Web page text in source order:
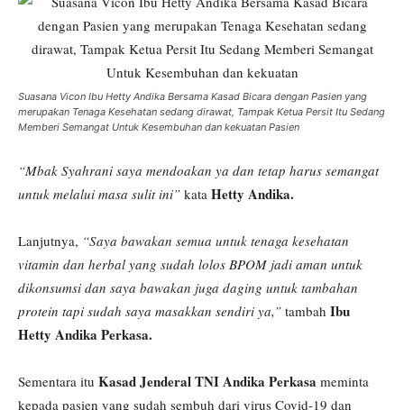
Suasana Vicon Ibu Hetty Andika Bersama Kasad Bicara dengan Pasien yang
merupakan Tenaga Kesehatan sedang dirawat, Tampak Ketua Persit Itu Sedang
Memberi Semangat Untuk Kesembuhan dan kekuatan Pasien
“Mbak Syahrani saya mendoakan ya dan tetap harus semangat
untuk melalui masa sulit ini” kata Hetty Andika.
Lanjutnya, “Saya bawakan semua untuk tenaga kesehatan
vitamin dan herbal yang sudah lolos BPOM jadi aman untuk
dikonsumsi dan saya bawakan juga daging untuk tambahan
protein tapi sudah saya masakkan sendiri ya,” tambah Ibu
Hetty Andika Perkasa.
Sementara itu Kasad Jenderal TNI Andika Perkasa meminta
kepada pasien yang sudah sembuh dari virus Covid-19 dan